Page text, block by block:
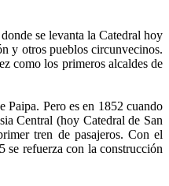
se levanta la Catedral hoy
y otros pueblos circunvecinos.
como los primeros alcaldes de
Paipa. Pero es en 1852 cuando
Central (hoy Catedral de San
tren de pasajeros. Con el
se refuerza con la construcción